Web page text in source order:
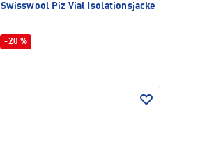
Swisswool Piz Vial Isolationsjacke
-20 %